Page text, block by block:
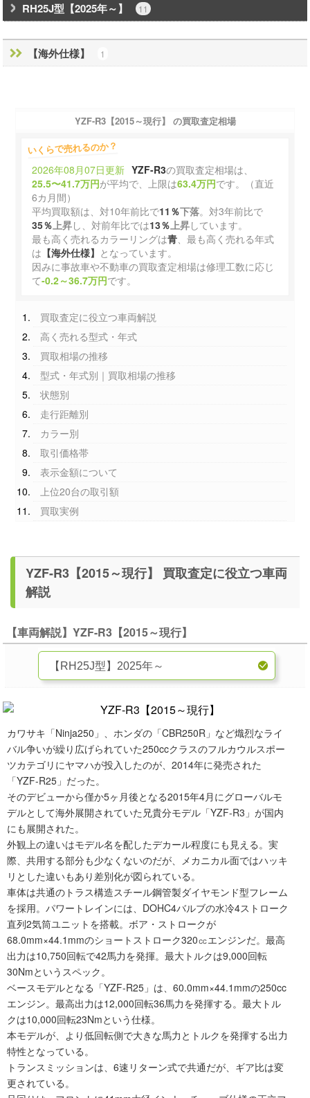
RH25J型【2025年～】 11
【海外仕様】 1
YZF-R3【2015～現行】 の買取査定相場
いくらで売れるのか？
2026年08月07日更新 YZF-R3の買取査定相場は、
25.5〜41.7万円が平均で、上限は63.4万円です。（直近
6カ月間）
平均買取額は、対10年前比で11％下落。対3年前比で
35％上昇し、対前年比では13％上昇しています。
最も高く売れるカラーリングは青、最も高く売れる年式
は 【海外仕様】 となっています。
因みに事故車や不動車の買取査定相場は修理工数に応じ
て-0.2～36.7万円です。
買取査定に役立つ車両解説
高く売れる型式・年式
買取相場の推移
型式・年式別｜買取相場の推移
状態別
走行距離別
カラー別
取引価格帯
表示金額について
上位20台の取引額
買取実例
YZF-R3【2015～現行】 買取査定に役立つ車両
解説
【車両解説】YZF-R3【2015～現行】
カワサキ「Ninja250」、ホンダの「CBR250R」など熾烈なライ
バル争いが繰り広げられていた250ccクラスのフルカウルスポー
ツカテゴリにヤマハが投入したのが、2014年に発売された
「YZF-R25」だった。
そのデビューから僅か5ヶ月後となる2015年4月にグローバルモ
デルとして海外展開されていた兄貴分モデル「YZF-R3」が国内
にも展開された。
外観上の違いはモデル名を配したデカール程度にも見える。実
際、共用する部分も少なくないのだが、メカニカル面ではハッキ
リとした違いもあり差別化が図られている。
車体は共通のトラス構造スチール鋼管製ダイヤモンド型フレーム
を採用。パワートレインには、DOHC4バルブの水冷4ストローク
直列2気筒ユニットを搭載。ボア・ストロークが
68.0mm×44.1mmのショートストローク320㏄エンジンだ。最高
出力は10,750回転で42馬力を発揮。最大トルクは9,000回転
30Nmというスペック。
ベースモデルとなる「YZF-R25」は、60.0mm×44.1mmの250cc
エンジン。最高出力は12,000回転36馬力を発揮する。最大トル
クは10,000回転23Nmという仕様。
本モデルが、より低回転側で大きな馬力とトルクを発揮する出力
特性となっている。
トランスミッションは、6速リターン式で共通だが、ギア比は変
更されている。